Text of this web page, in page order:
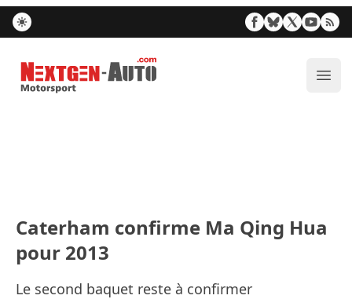
Nextgen-Auto.com
Caterham confirme Ma Qing Hua
pour 2013
Le second baquet reste à confirmer